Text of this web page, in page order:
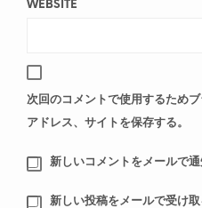
WEBSITE
次回のコメントで使用するため
アドレス、サイトを保存する。
新しいコメントをメールで通
新しい投稿をメールで受け取